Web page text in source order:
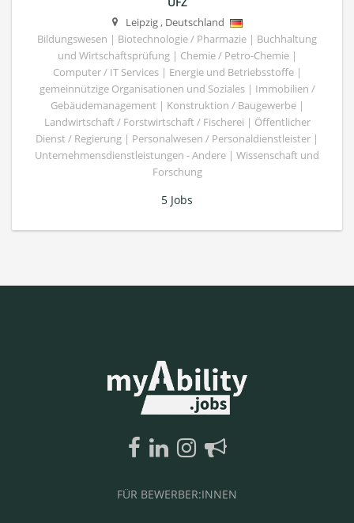
Leipzig, Deutschland
Bildungswesen | Biotechnologie / Pharmazie | Buchhaltung
und Wirtschaftsprüfung | Chemie / Petro-Chemie |
Computer / IT Services | Energie und Betriebsstoffe |
gemeinnützige Organisationen und Soziales | Immobilien /
Gebäudemanagement | Konstruktion / Baugewerbe |
Landwirtschaft / Forstwirtschaft / Fischerei | Öffentlicher
Dienst / Regierung | Personalwesen / Personaldienstleister |
Unternehmensdienstleistungen - Andere | Wissenschaft und
Forschung
5 Jobs
FÜR BEWERBER:INNEN